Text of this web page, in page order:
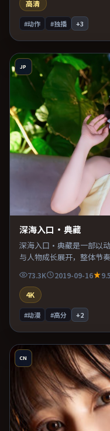
高清
#动作 #独播 +3
JP
深海入口·典藏
深海入口·典藏是一部以
与人物成长展开，整体节
73.3K 2019-09-16
9.5
4K
#动漫 #高分 +2
CN